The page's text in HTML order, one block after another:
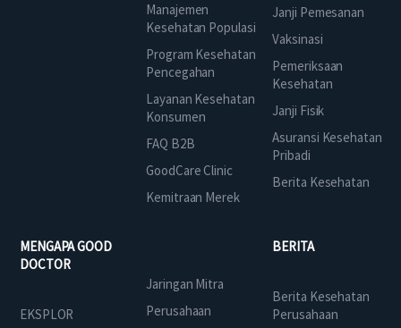
Manajemen
Kesehatan Populasi
Program Kesehatan
Pencegahan
Layanan Kesehatan
Konsumen
FAQ B2B
GoodCare Clinic
Kemitraan Merek
Janji Pemesanan
Vaksinasi
Pemeriksaan
Kesehatan
Janji Fisik
Asuransi Kesehatan
Pribadi
Berita Kesehatan
MENGAPA GOOD
DOCTOR
EKSPLOR
Jaringan Mitra
Perusahaan
BERITA
Berita Kesehatan
Perusahaan